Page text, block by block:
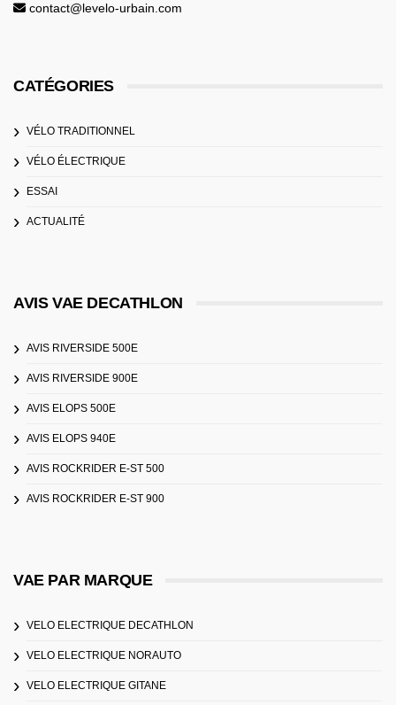
contact@levelo-urbain.com
CATÉGORIES
VÉLO TRADITIONNEL
VÉLO ÉLECTRIQUE
ESSAI
ACTUALITÉ
AVIS VAE DECATHLON
AVIS RIVERSIDE 500E
AVIS RIVERSIDE 900E
AVIS ELOPS 500E
AVIS ELOPS 940E
AVIS ROCKRIDER E-ST 500
AVIS ROCKRIDER E-ST 900
VAE PAR MARQUE
VELO ELECTRIQUE DECATHLON
VELO ELECTRIQUE NORAUTO
VELO ELECTRIQUE GITANE